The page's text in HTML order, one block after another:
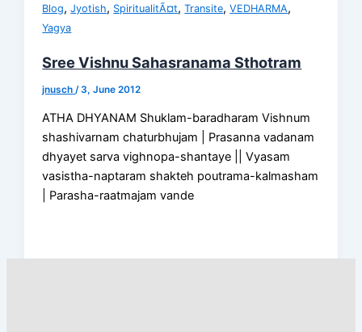
Blog,Jyotish, SpiritualitÃ¤t,Transite,VEDHARMA,
Yagya
Sree Vishnu Sahasranama Sthotram
jnusch /3, June 2012
ATHA DHYANAM Shuklam-baradharam Vishnum
shashivarnam chaturbhujam | Prasanna vadanam
dhyayet sarva vighnopa-shantaye || Vyasam
vasistha-naptaram shakteh poutrama-kalmasham
| Parasha-raatmajam vande